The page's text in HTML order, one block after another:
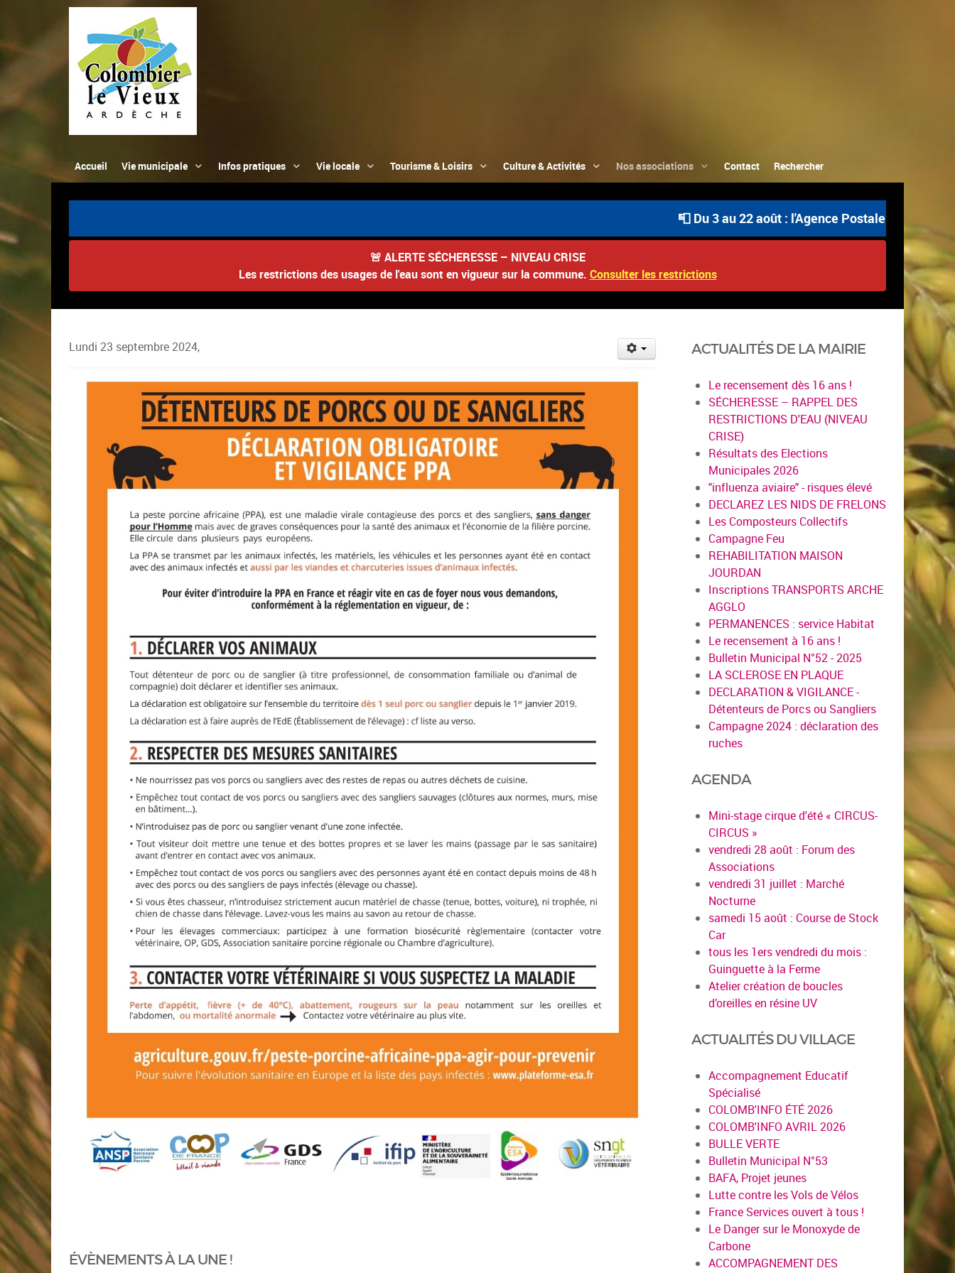
Accueil Vie municipale Infos pratiques Vie locale Tourisme & Loisirs Culture & Activités Nos associations Contact Rechercher
📮 Du 3 au 22 août : l'Agence Postale Communale
🚨 ALERTE SÉCHERESSE – NIVEAU CRISE
Les restrictions des usages de l'eau sont en vigueur sur la commune. Consulter les restrictions
Lundi 23 septembre 2024,
ÉVÈNEMENTS À LA UNE !
ACTUALITÉS DE LA MAIRIE
Le recensement dès 16 ans !
SÉCHERESSE – RAPPEL DES
RESTRICTIONS D'EAU (NIVEAU
CRISE)
Résultats des Elections
Municipales 2026
"influenza aviaire" - risques élevé
DECLAREZ LES NIDS DE FRELONS
Les Composteurs Collectifs
Campagne Feu
REHABILITATION MAISON
JOURDAN
Inscriptions TRANSPORTS ARCHE
AGGLO
PERMANENCES : service Habitat
Le recensement à 16 ans !
Bulletin Municipal N°52 - 2025
LA SCLEROSE EN PLAQUE
DECLARATION & VIGILANCE -
Détenteurs de Porcs ou Sangliers
Campagne 2024 : déclaration des
ruches
AGENDA
Mini-stage cirque d'été « CIRCUS-
CIRCUS »
vendredi 28 août : Forum des
Associations
vendredi 31 juillet : Marché
Nocturne
samedi 15 août : Course de Stock
Car
tous les 1ers vendredi du mois :
Guinguette à la Ferme
Atelier création de boucles
d’oreilles en résine UV
ACTUALITÉS DU VILLAGE
Accompagnement Educatif
Spécialisé
COLOMB'INFO ÉTÉ 2026
COLOMB'INFO AVRIL 2026
BULLE VERTE
Bulletin Municipal N°53
BAFA, Projet jeunes
Lutte contre les Vols de Vélos
France Services ouvert à tous !
Le Danger sur le Monoxyde de
Carbone
ACCOMPAGNEMENT DES